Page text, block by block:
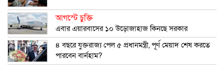
আগস্টে চুক্তি
এবার এয়ারবাসের ১০ উড়োজাহাজ কিনছে সরকার
৪ বছরে যুক্তরাজ্য পেল ৫ প্রধানমন্ত্রী, পূর্ণ মেয়াদ শেষ করতে
পারবেন বার্নহাম?